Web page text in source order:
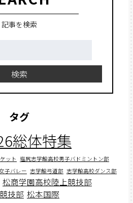
記事を検索
検索
タグ
総体特集
ット 塩尻志学館高校男子バドミントン部
子バレー 志学館弓道部 志学館高校ダンス部
松商学園高校陸上競技部
技部 松本国際